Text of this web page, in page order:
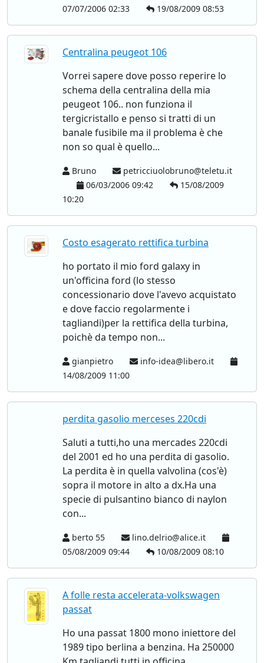
07/07/2006 02:33
19/08/2009 08:53
Centralina peugeot 106
Vorrei sapere dove posso reperire lo
schema della centralina della mia
peugeot 106.. non funziona il
tergicristallo e penso si tratti di un
banale fusibile ma il problema è che
non so qual è quello...
Bruno
petricciuolobruno@teletu.it
06/03/2006 09:42
15/08/2009
10:20
Costo esagerato rettifica turbina
ho portato il mio ford galaxy in
un'officina ford (lo stesso
concessionario dove l'avevo acquistato
e dove faccio regolarmente i
tagliandi)per la rettifica della turbina,
poichè da tempo non...
gianpietro
info-idea@libero.it
14/08/2009 11:00
perdita gasolio merceses 220cdi
Saluti a tutti,ho una mercades 220cdi
del 2001 ed ho una perdita di gasolio.
La perdita è in quella valvolina (cos'è)
sopra il motore in alto a dx.Ha una
specie di pulsantino bianco di naylon
con...
berto 55
lino.delrio@alice.it
05/08/2009 09:44
10/08/2009 08:10
A folle resta accelerata-volkswagen
passat
Ho una passat 1800 mono iniettore del
1989 tipo berlina a benzina. Ha 250000